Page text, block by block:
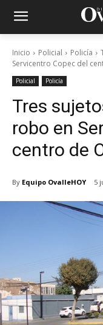
Inicio Policial Policía
Servicentro Copec del
Policial Policía
Tres
robo en
centro de
By Equipo OvalleHOY 5